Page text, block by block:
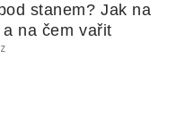
stanem? Jak na
na čem vařit